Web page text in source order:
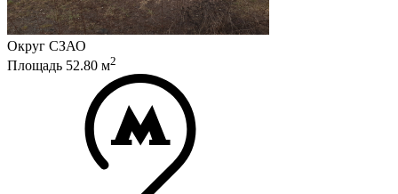
Округ СЗАО
Площадь 52.80 м2